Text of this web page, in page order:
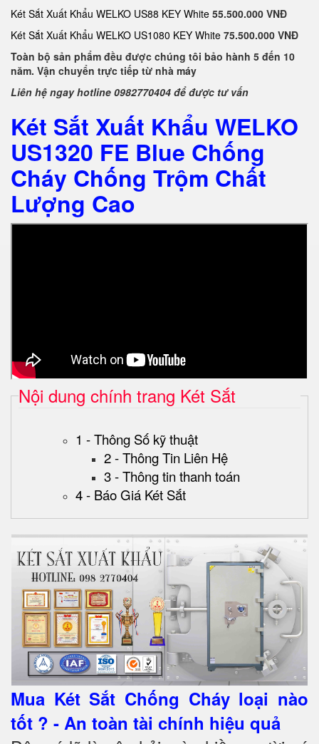
Két Sắt Xuất Khẩu WELKO US88 KEY White 55.500.000 VNĐ
Két Sắt Xuất Khẩu WELKO US1080 KEY White 75.500.000 VNĐ
Toàn bộ sản phẩm đều được chúng tôi bảo hành 5 đến 10
năm. Vận chuyển trực tiếp từ nhà máy
Liên hệ ngay hotline 0982770404 để được tư vấn
Két Sắt Xuất Khẩu WELKO
US1320 FE Blue Chống
Cháy Chống Trộm Chất
Lượng Cao
Nội dung chính trang Két Sắt
1 - Thông Số kỹ thuật
2 - Thông Tin Liên Hệ
3 - Thông tin thanh toán
4 - Báo Giá Két Sắt
Mua Két Sắt Chống Cháy loại nào
tốt ? - An toàn tài chính hiệu quả